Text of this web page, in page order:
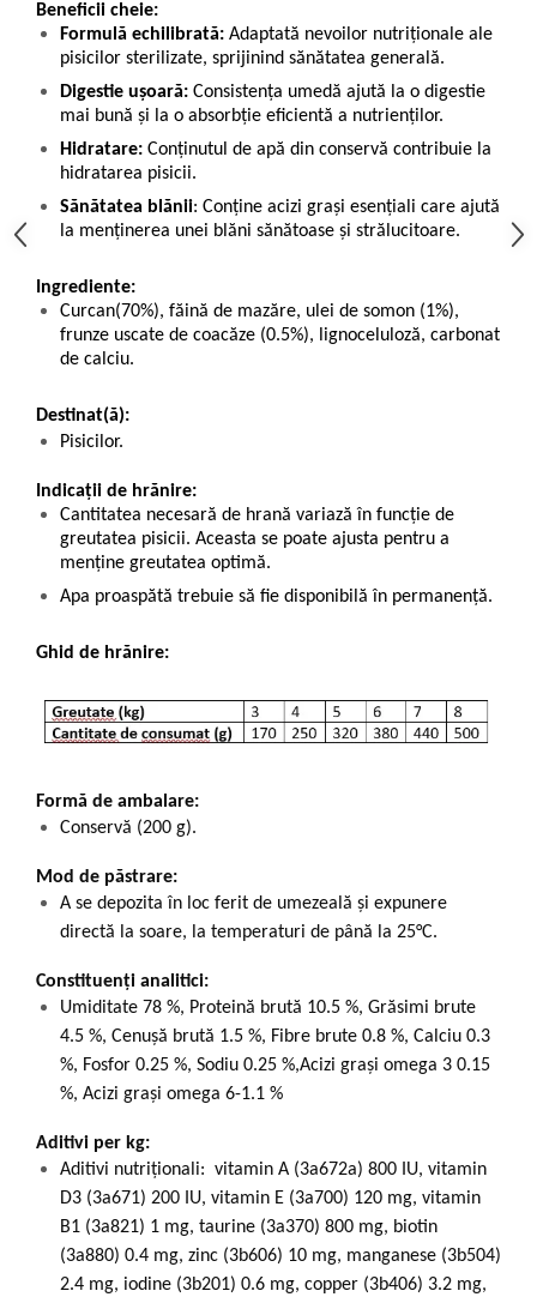
Beneficii cheie:
Formulă echilibrată: Adaptată nevoilor nutriționale ale
pisicilor sterilizate, sprijinind sănătatea generală.
Digestie ușoară: Consistența umedă ajută la o digestie
mai bună și la o absorbție eficientă a nutrienților.
Hidratare: Conținutul de apă din conservă contribuie la
hidratarea pisicii.
Sănătatea blănii: Conține acizi grași esențiali care ajută
la menținerea unei blăni sănătoase și strălucitoare.
Ingrediente:
Curcan(70%), făină de mazăre, ulei de somon (1%),
frunze uscate de coacăze (0.5%), lignoceluloză, carbonat
de calciu.
Destinat(ă):
Pisicilor.
Indicații de hrănire:
Cantitatea necesară de hrană variază în funcție de
greutatea pisicii. Aceasta se poate ajusta pentru a
menține greutatea optimă.
Apa proaspătă trebuie să fie disponibilă în permanență.
Ghid de hrănire:
Formă de ambalare:
Conservă (200 g).
Mod de păstrare:
A se depozita în loc ferit de umezeală și expunere
directă la soare, la temperaturi de până la 25°C.
Constituenți analitici:
Umiditate 78 %, Proteină brută 10.5 %, Grăsimi brute
4.5 %, Cenușă brută 1.5 %, Fibre brute 0.8 %, Calciu 0.3
%, Fosfor 0.25 %, Sodiu 0.25 %,Acizi grași omega 3 0.15
%, Acizi grași omega 6-1.1 %
Aditivi per kg:
Aditivi nutriţionali: vitamin A (3a672a) 800 IU, vitamin
D3 (3a671) 200 IU, vitamin E (3a700) 120 mg, vitamin
B1 (3a821) 1 mg, taurine (3a370) 800 mg, biotin
(3a880) 0.4 mg, zinc (3b606) 10 mg, manganese (3b504)
2.4 mg, iodine (3b201) 0.6 mg, copper (3b406) 3.2 mg,